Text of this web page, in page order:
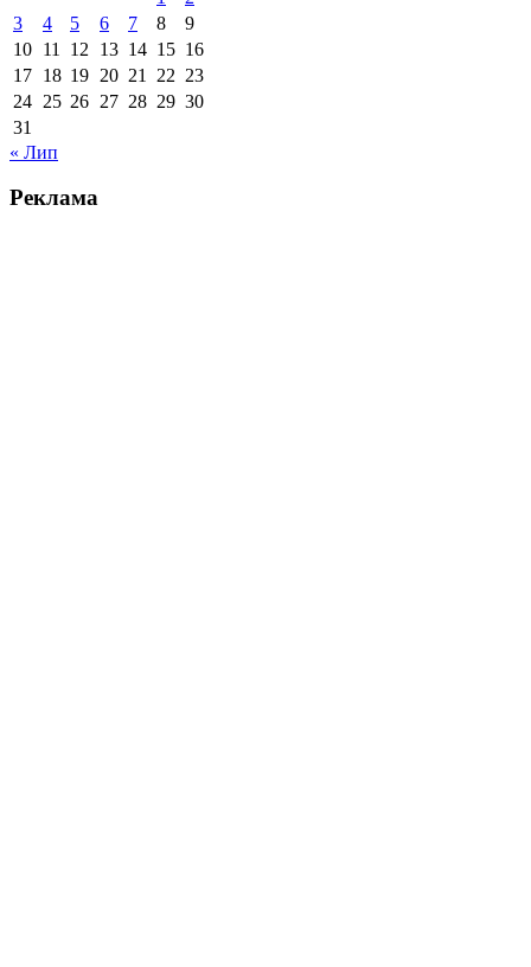
3
4 5 6 7 8
9
10 11 12 13 14 15 16
17 18 19 20 21 22 23
24 25 26 27 28 29 30
31
« Лип
Реклама